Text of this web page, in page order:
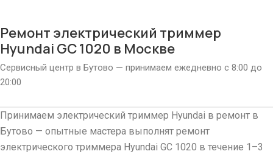
Ремонт электрический триммер
Hyundai GC 1020 в Москве
Сервисный центр в Бутово — принимаем ежедневно с 8:00 до
20:00
Принимаем электрический триммер Hyundai в ремонт в
Бутово — опытные мастера выполнят ремонт
электрического триммера Hyundai GC 1020 в течение 1–3